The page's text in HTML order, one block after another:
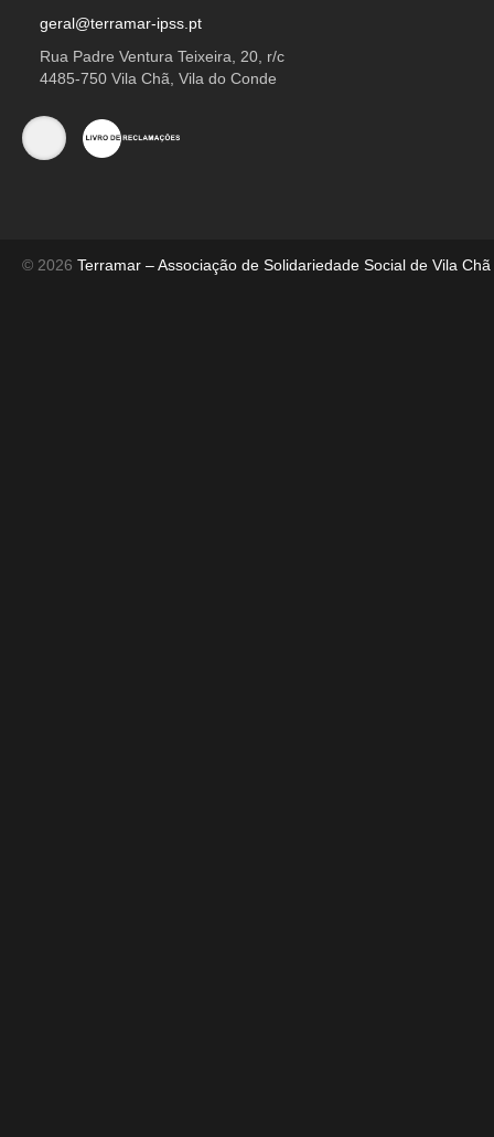
geral@terramar-ipss.pt
Rua Padre Ventura Teixeira, 20, r/c
4485-750 Vila Chã, Vila do Conde
© 2026 Terramar – Associação de Solidariedade Social de Vila Chã